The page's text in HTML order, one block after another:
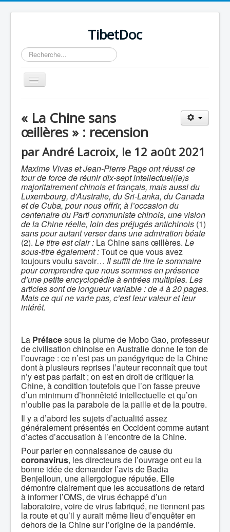
TibetDoc
Rechercher
Basculer
la
≡
« La Chine sans
œillères » : recension
par André Lacroix, le 12 août 2021
Maxime Vivas et Jean-Pierre Page ont réussi ce
tour de force de réunir dix-sept intellectuel(le)s
majoritairement chinois et français, mais aussi du
Luxembourg, d’Australie, du Sri-Lanka, du Canada
et de Cuba, pour nous offrir, à l’occasion du
centenaire du Parti communiste chinois, une vision
de la Chine réelle, loin des préjugés antichinois (1)
sans pour autant verser dans une admiration béate
(2). Le titre est clair : La Chine sans œillères. Le
sous-titre également :Tout ce que vous avez
toujours voulu savoir… Il suffit de lire le sommaire
pour comprendre que nous sommes en présence
d’une petite encyclopédie à entrées multiples. Les
articles sont de longueur variable : de 4 à 20 pages.
Mais ce qui ne varie pas, c’est leur valeur et leur
intérêt.
La Préfacesous la plume de Mobo Gao, professeur
de civilisation chinoise en Australie donne le ton de
l’ouvrage : ce n’est pas un panégyrique de la Chine
dont à plusieurs reprises l’auteur reconnaît que tout
n’y est pas parfait ; on est en droit de critiquer la
Chine, à condition toutefois que l’on fasse preuve
d’un minimum d’honnêteté intellectuelle et qu’on
n’oublie pas la parabole de la paille et de la poutre.
Il y a d’abord les sujets d’actualité assez
généralement présentés en Occident comme autant
d’actes d’accusation à l’encontre de la Chine.
Pour parler en connaissance de cause du
coronavirus, les directeurs de l’ouvrage ont eu la
bonne idée de demander l’avis de Badia
Benjelloun, une allergologue réputée. Elle
démontre clairement que les accusations de retard
à informer l’OMS, de virus échappé d’un
laboratoire, voire de virus fabriqué, ne tiennent pas
la route et qu’il y aurait même lieu d’enquêter en
dehors de la Chine sur l’origine de la pandémie.